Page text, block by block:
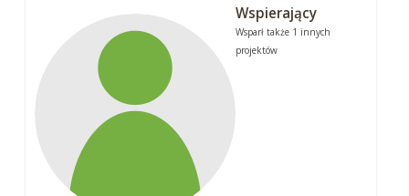
Wspierający
Wsparł także 1 innych
projektów